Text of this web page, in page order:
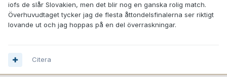
iofs de slår Slovakien, men det blir nog en ganska rolig match.
Överhuvudtaget tycker jag de flesta åttondelsfinalerna ser riktigt
lovande ut och jag hoppas på en del överraskningar.
Citera